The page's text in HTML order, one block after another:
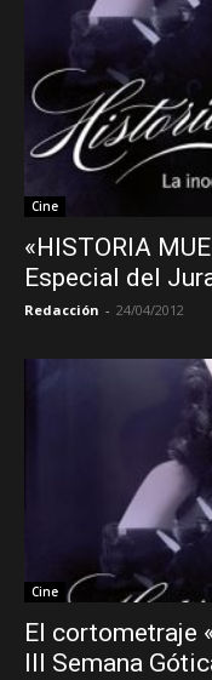
Cine
«HISTORIA
Especial del
Redacción - 24/04/2012
Cine
El cortometraje
III Semana